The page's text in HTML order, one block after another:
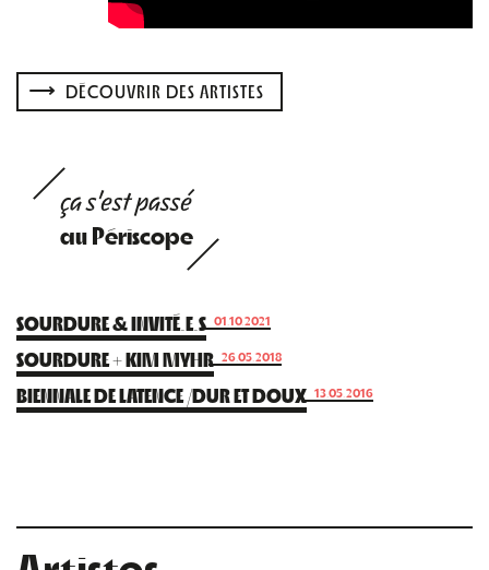
DÉCOUVRIR DES ARTISTES
ça s'est passé
au Périscope
SOURDURE & INVITÉ.E.S 01.10.2021
SOURDURE + KIM MYHR 26.05.2018
BIENNALE DE LATENCE /DUR ET DOUX 13.05.2016